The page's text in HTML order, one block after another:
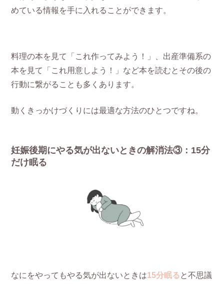
めている情報を手に入れることができます。
料理の本を見て「これ作ってみよう！」、出産準備系の
本を見て「これ用意しよう！」など本を読むとその後の
行動に繋がることも多くあります。
動くきっかけづくりには最適な方法のひとつですね。
妊娠後期にやる気が出ないときの解消法③：15分
だけ眠る
なにをやってもやる気が出ないときは15分眠ると不思議